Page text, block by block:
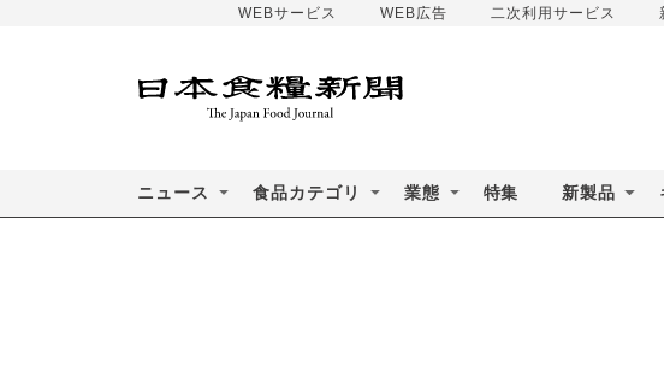
WEBサービス WEB広告 二次利用サービス
ニュース 食品カテゴリ 業態 特集 新製品